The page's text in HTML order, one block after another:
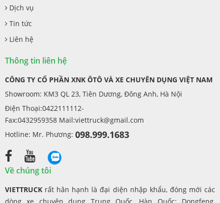
Dịch vụ
Tin tức
Liên hệ
Thông tin liên hệ
CÔNG TY CỔ PHẦN XNK ÔTÔ VÀ XE CHUYÊN DỤNG VIỆT NAM
Showroom: KM3 QL 23, Tiên Dương, Đông Anh, Hà Nội
Điện Thoại:0422111112-
Fax:0432959358 Mail:viettruck@gmail.com
Hotline: Mr. Phương: 098.999.1683
Về chúng tôi
VIETTRUCK rất hân hạnh là đại diện nhập khẩu, đóng mới các
dòng xe chuyên dụng Trung Quốc, Hàn Quốc: Dongfeng,